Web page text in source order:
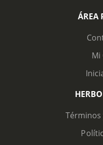
ÁREA
Mi
Términos